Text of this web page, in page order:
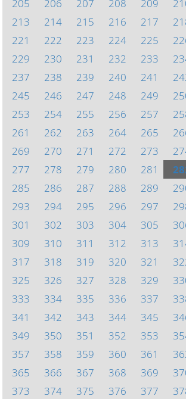
205
206 207 208 209
213
214 215 216 217
221
222 223 224 225
229
230 231 232 233
237
238 239 240 241
245
246 247 248 249
253
254 255 256 257
261
262 263 264 265
269
270 271 272 273
277
278 279 280 281
285
286 287 288 289
293
294 295 296 297
301
302 303 304 305
309
310 311 312 313
317
318 319 320 321
325
326 327 328 329
333
334 335 336 337
341
342 343 344 345
349
350 351 352 353
357
358 359 360 361
365
366 367 368 369
373
374 375 376 377